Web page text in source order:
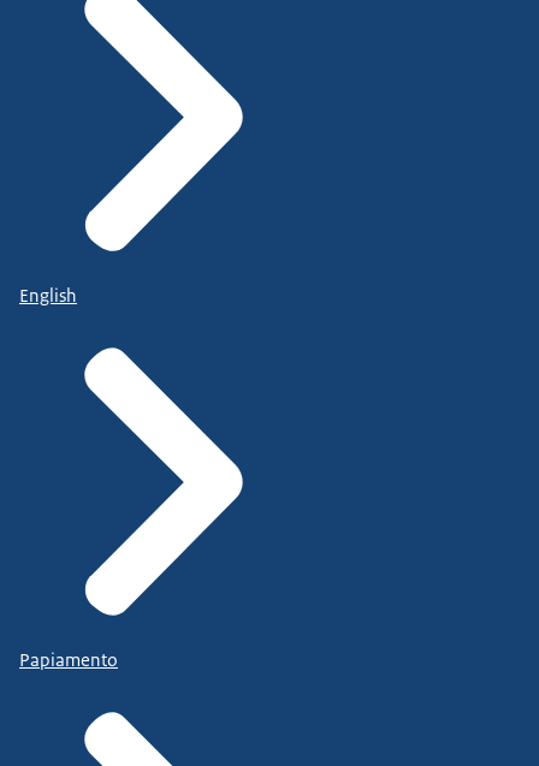
English
Papiamento